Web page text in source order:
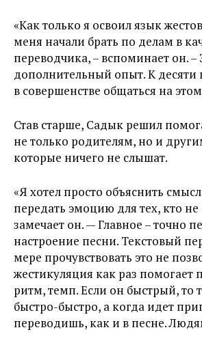
«Как только я освоил язык
меня начали брать по делам в
переводчика, – вспоминает он. –
дополнительный опыт. К десяти
в совершенстве общаться на
Став старше, Садык решил
не только родителям, но и
которые ничего не слышат.
«Я хотел просто объяснить
передать эмоцию для тех, кто
замечает он. — Главное – точно
настроение песни. Текстовый
мере прочувствовать это не
жестикуляция как раз помогает
ритм, темп. Если он быстрый, то
быстро-быстро, а когда идет
переводишь, как и в песне.